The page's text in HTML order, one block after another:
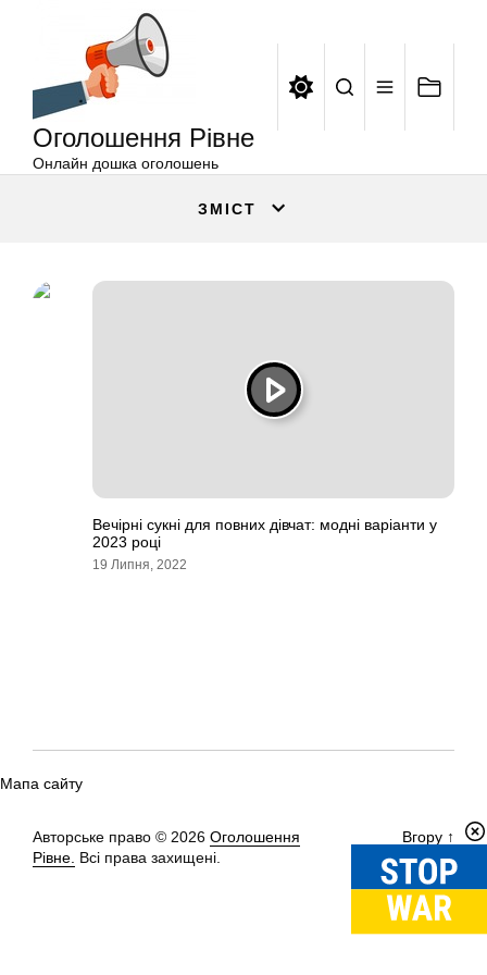
Оголошення Рівне
Онлайн дошка оголошень
ЗМІСТ
Вечірні сукні для повних дівчат: модні варіанти у
2023 році
19 Липня, 2022
Мапа сайту
Авторське право © 2026 Оголошення
Рівне. Всі права захищені.
Вгору ↑